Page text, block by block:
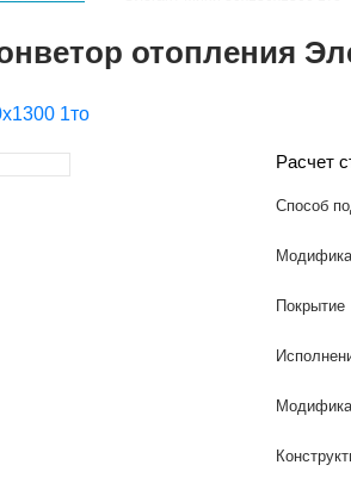
отопления
Расчет
Способ
Покрытие